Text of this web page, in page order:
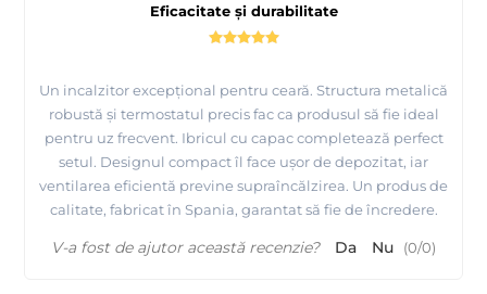
Eficacitate și durabilitate
Un incalzitor excepțional pentru ceară. Structura metalică
robustă și termostatul precis fac ca produsul să fie ideal
pentru uz frecvent. Ibricul cu capac completează perfect
setul. Designul compact îl face ușor de depozitat, iar
ventilarea eficientă previne supraîncălzirea. Un produs de
calitate, fabricat în Spania, garantat să fie de încredere.
V-a fost de ajutor această recenzie? Da Nu (0/0)